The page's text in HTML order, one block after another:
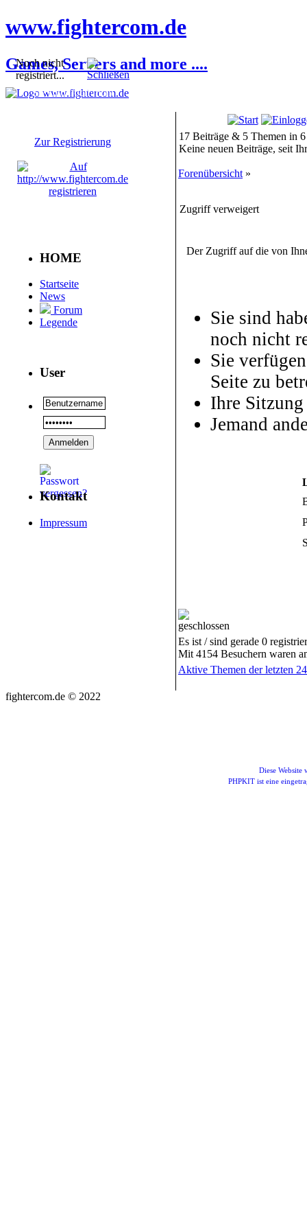
www.fightercom.de
Games, Servers and more ....
HOME
Startseite
News
Forum
Legende
User
Kontakt
Impressum
17 Beiträge & 5 Themen in
Keine neuen Beiträge, seit
Forenübersicht »
Zugriff verweigert
Der Zugriff auf die von
Sie sind
noch nicht
Sie
Seite zu
Ihre
Jemand
Es ist / sind gerade 0
Mit 4154 Besuchern waren
Aktive Themen der letzten
fightercom.de © 2022
Noch nicht
registriert...
Sie sind noch nicht
Zur Registrierung
Diese Website
PHPKIT ist eine